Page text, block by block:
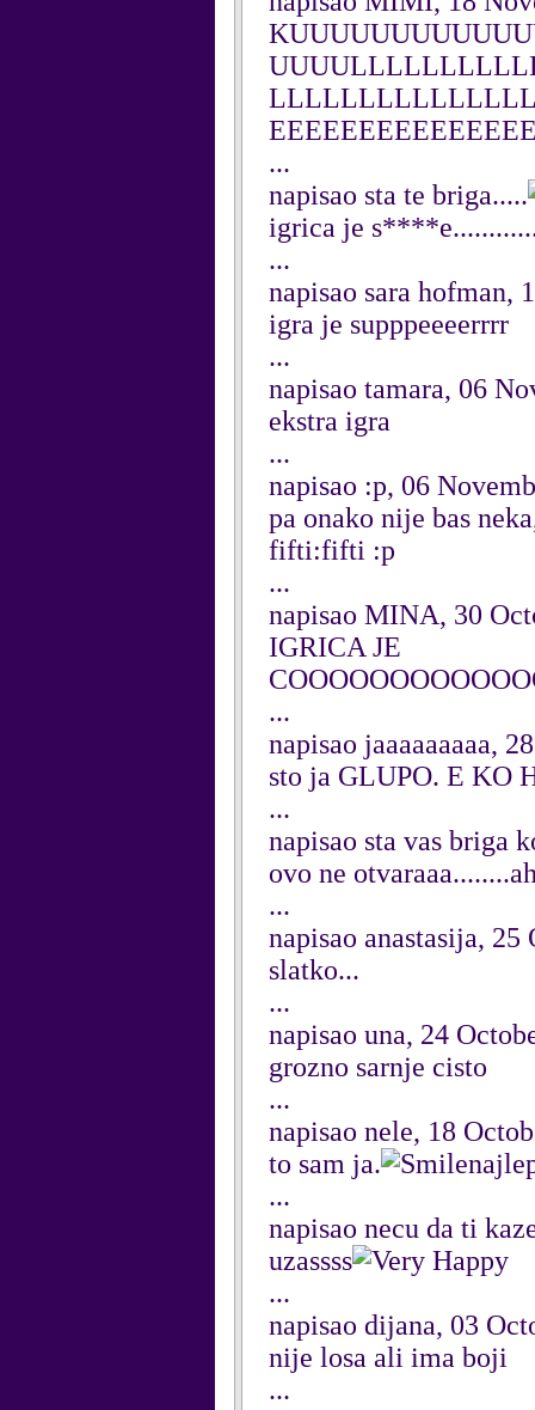
...
napisao sta te briga.....
igrica je
...
napisao sara hofman,
igra je supppeeeerrrr
...
napisao tamara, 06
ekstra igra
...
napisao :p, 06
pa onako nije bas
fifti:fifti :p
...
napisao MINA, 30
IGRICA JE
...
napisao jaaaaaaaaa,
sto ja GLUPO. E KO
...
napisao sta vas briga
ovo ne
...
napisao anastasija, 25
slatko...
...
napisao una, 24
grozno sarnje cisto
...
napisao nele, 18
to sam ja.
...
napisao necu da ti
uzassss
...
napisao dijana, 03
nije losa ali ima boji
...